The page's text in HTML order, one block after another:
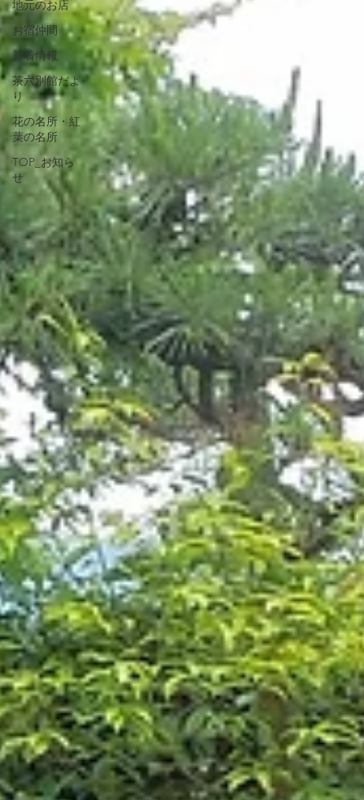
地元のお店
お宿仲間
新着情報
茶六別館だよ
り
花の名所・紅
葉の名所
TOP_お知ら
せ